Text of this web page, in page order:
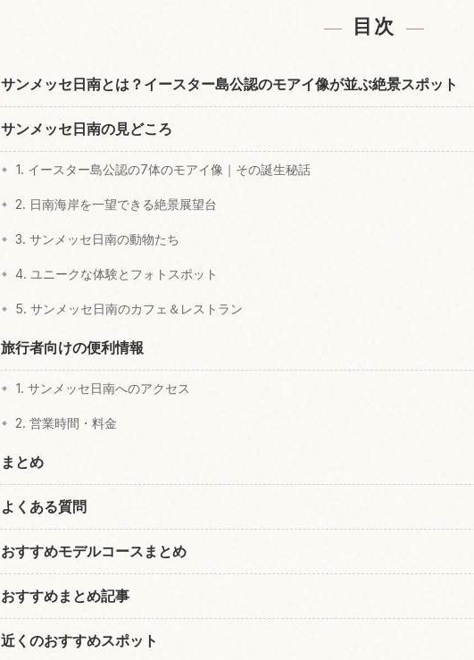
目次
サンメッセ日南とは？イースター島公認のモアイ像が並ぶ絶景スポット
サンメッセ日南の見どころ
1. イースター島公認の7体のモアイ像｜その誕生秘話
2. 日南海岸を一望できる絶景展望台
3. サンメッセ日南の動物たち
4. ユニークな体験とフォトスポット
5. サンメッセ日南のカフェ＆レストラン
旅行者向けの便利情報
1. サンメッセ日南へのアクセス
2. 営業時間・料金
まとめ
よくある質問
おすすめモデルコースまとめ
おすすめまとめ記事
近くのおすすめスポット